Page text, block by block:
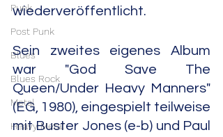
Punk
Post Punk
Blues
Blues Rock
Metal
Heavy Metal
wiederveröffentlicht.
Sein zweites eigenes Album
war "God Save The
Queen/Under Heavy Manners"
(EG, 1980), eingespielt teilweise
mit Buster Jones (e-b) und Paul